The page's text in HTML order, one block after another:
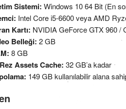
Sistemi: Windows 10 64 Bit (En
Intel Core i5-6600 veya AMD
Kartı: NVIDIA GeForce GTX 960 /
Belleği: 2 GB
8 GB
Assets Cache: 32 GB’a kadar
149 GB kullanılabilir alana